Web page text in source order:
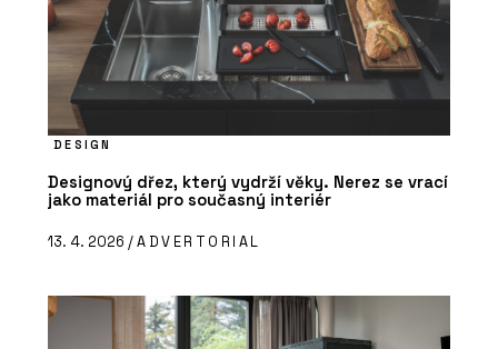
DESIGN
Designový dřez, který vydrží věky. Nerez se vrací
jako materiál pro současný interiér
13. 4. 2026 /ADVERTORIAL